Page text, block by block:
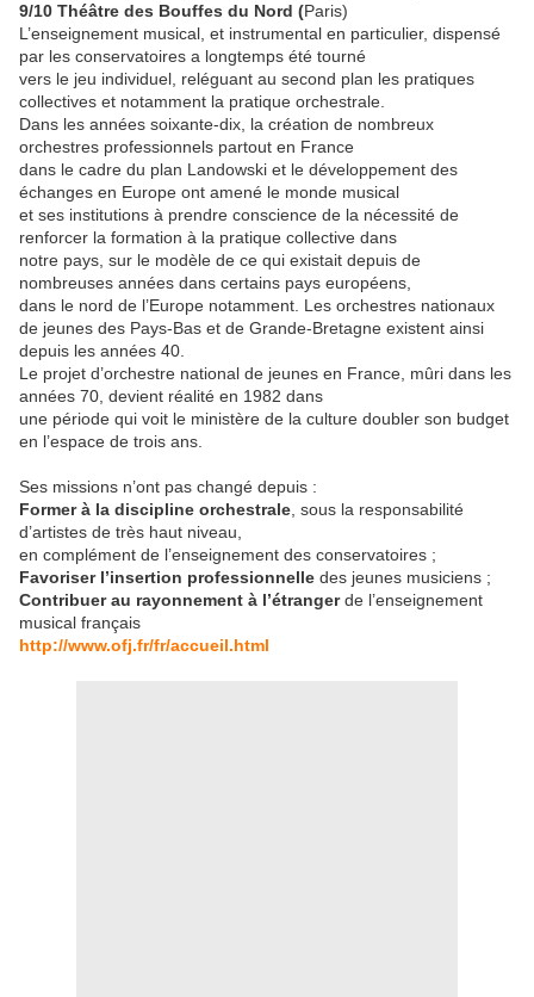
9/10 Théâtre des Bouffes du Nord (Paris)
L’enseignement musical, et instrumental en particulier, dispensé
par les conservatoires a longtemps été tourné
vers le jeu individuel, reléguant au second plan les pratiques
collectives et notamment la pratique orchestrale.
Dans les années soixante-dix, la création de nombreux
orchestres professionnels partout en France
dans le cadre du plan Landowski et le développement des
échanges en Europe ont amené le monde musical
et ses institutions à prendre conscience de la nécessité de
renforcer la formation à la pratique collective dans
notre pays, sur le modèle de ce qui existait depuis de
nombreuses années dans certains pays européens,
dans le nord de l’Europe notamment. Les orchestres nationaux
de jeunes des Pays-Bas et de Grande-Bretagne existent ainsi
depuis les années 40.
Le projet d’orchestre national de jeunes en France, mûri dans les
années 70, devient réalité en 1982 dans
une période qui voit le ministère de la culture doubler son budget
en l’espace de trois ans.
Ses missions n’ont pas changé depuis :
Former à la discipline orchestrale , sous la responsabilité
d’artistes de très haut niveau,
en complément de l’enseignement des conservatoires ;
Favoriser l’insertion professionnelle des jeunes musiciens ;
Contribuer au rayonnement à l’étrangerde l’enseignement
musical français
http://www.ofj.fr/fr/accueil.html